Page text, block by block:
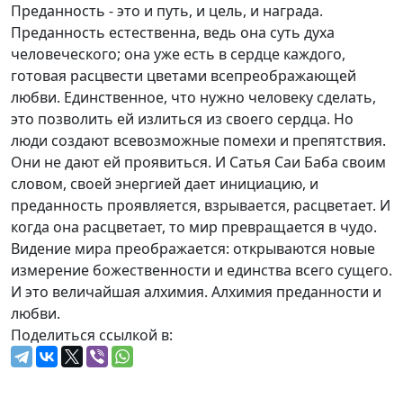
Преданность - это и путь, и цель, и награда.
Преданность естественна, ведь она суть духа
человеческого; она уже есть в сердце каждого,
готовая расцвести цветами всепреображающей
любви. Единственное, что нужно человеку сделать,
это позволить ей излиться из своего сердца. Но
люди создают всевозможные помехи и препятствия.
Они не дают ей проявиться. И Сатья Саи Баба своим
словом, своей энергией дает инициацию, и
преданность проявляется, взрывается, расцветает. И
когда она расцветает, то мир превращается в чудо.
Видение мира преображается: открываются новые
измерение божественности и единства всего сущего.
И это величайшая алхимия. Алхимия преданности и
любви.
Поделиться ссылкой в: